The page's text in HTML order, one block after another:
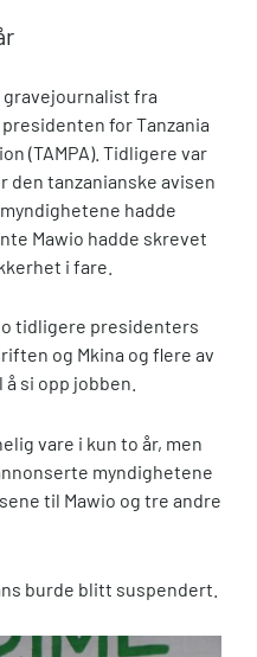
gravejournalist fra
for Tanzania
(TAMPA). Tidligere var
den tanzanianske avisen
hadde
Mawio hadde skrevet
i fare.
tidligere presidenters
og Mkina og flere av
si opp jobben.
vare i kun to år, men
myndighetene
til Mawio og tre andre
burde blitt suspendert.